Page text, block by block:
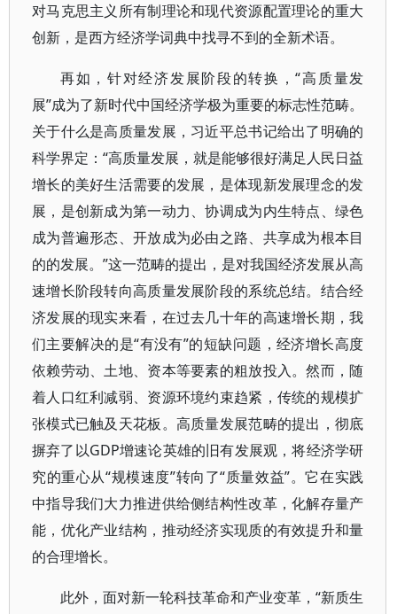
对马克思主义所有制理论和现代资源配置理论的重大
创新，是西方经济学词典中找寻不到的全新术语。
再如，针对经济发展阶段的转换，“高质量发
展”成为了新时代中国经济学极为重要的标志性范畴。
关于什么是高质量发展，习近平总书记给出了明确的
科学界定：“高质量发展，就是能够很好满足人民日益
增长的美好生活需要的发展，是体现新发展理念的发
展，是创新成为第一动力、协调成为内生特点、绿色
成为普遍形态、开放成为必由之路、共享成为根本目
的的发展。”这一范畴的提出，是对我国经济发展从高
速增长阶段转向高质量发展阶段的系统总结。结合经
济发展的现实来看，在过去几十年的高速增长期，我
们主要解决的是“有没有”的短缺问题，经济增长高度
依赖劳动、土地、资本等要素的粗放投入。然而，随
着人口红利减弱、资源环境约束趋紧，传统的规模扩
张模式已触及天花板。高质量发展范畴的提出，彻底
摒弃了以GDP增速论英雄的旧有发展观，将经济学研
究的重心从“规模速度”转向了“质量效益”。它在实践
中指导我们大力推进供给侧结构性改革，化解存量产
能，优化产业结构，推动经济实现质的有效提升和量
的合理增长。
此外，面对新一轮科技革命和产业变革，“新质生